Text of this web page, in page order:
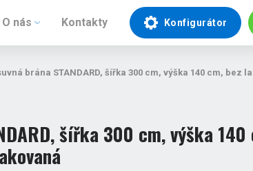
O nás Kontakty Konfigurátor
brána STANDARD, šířka 300 cm, výška 140 cm, bez
šířka 300 cm, výška